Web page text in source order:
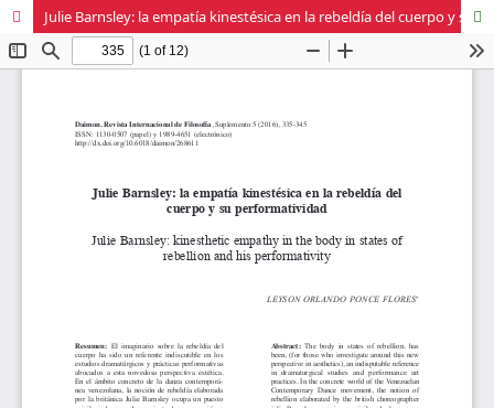
Julie Barnsley: la empatía kinestésica en la rebeldía del cuerpo y su performatividad